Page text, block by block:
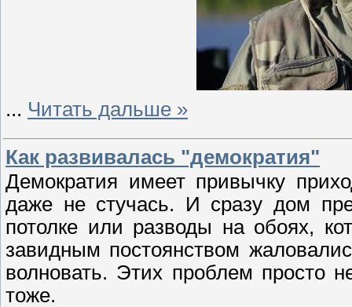
... Читать дальше »
Как развивалась "демократия"
Демократия имеет привычку
даже не стучась. И сразу дом
потолке или разводы на обоях,
завидным постоянством
волновать. Этих проблем просто
тоже.